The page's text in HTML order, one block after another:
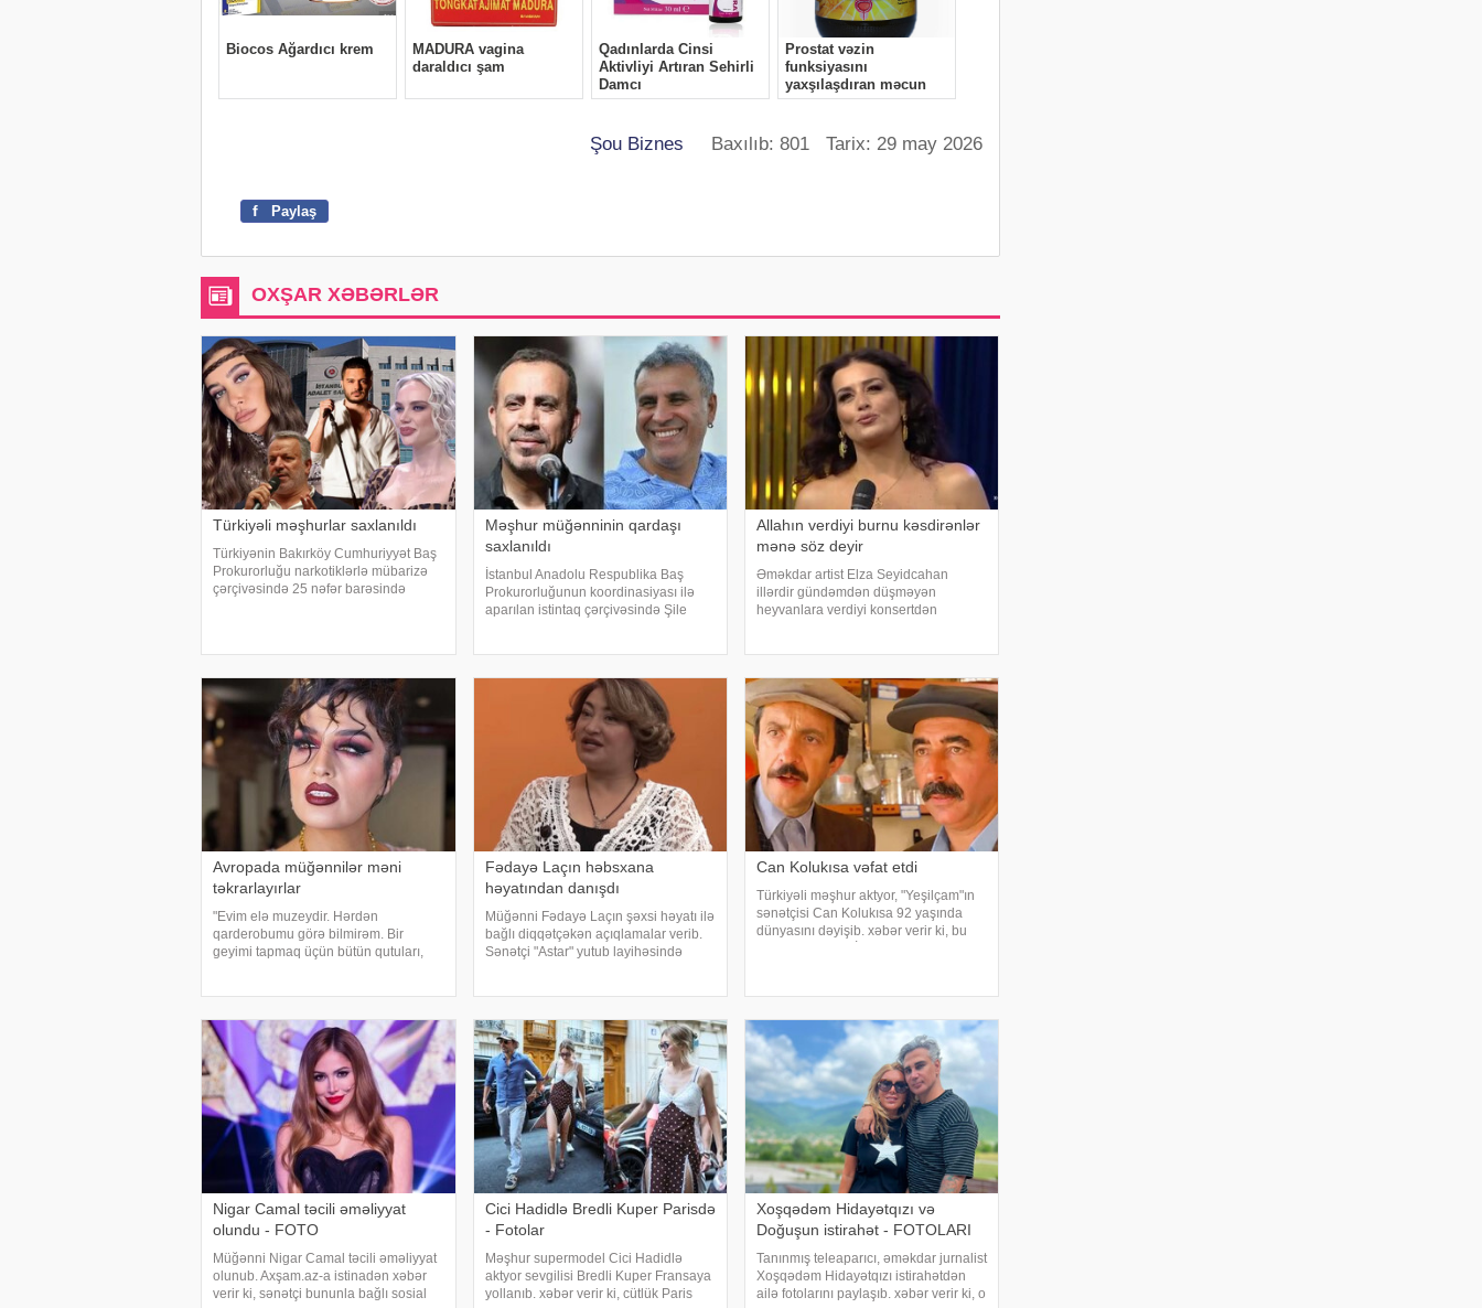
Şou Biznes Baxılıb: 801 Tarix: 29 may 2026
f Paylaş
OXŞAR XƏBƏRLƏR
Türkiyəli məşhurlar saxlanıldı
Türkiyənin Bakırköy Cumhuriyyət Baş
Prokurorluğu narkotiklərlə mübarizə
çərçivəsində 25 nəfər barəsində
Əməliyya
Məşhur müğənninin qardaşı
saxlanıldı
İstanbul Anadolu Respublika Baş
Prokurorluğunun koordinasiyası ilə
aparılan istintaq çərçivəsində Şile
keçirilə
Allahın verdiyi burnu kəsdirənlər
mənə söz deyir
Əməkdar artist Elza Seyidcahan
illərdir gündəmdən düşməyən
heyvanlara verdiyi konsertdən
E.Seyidcahan bildirib ki, həmin
layihəd
Avropada müğənnilər məni
təkrarlayırlar
"Evim elə muzeydir. Hərdən
qarderobumu görə bilmirəm. Bir
geyimi tapmaq üçün bütün qutuları,
Əməkdar artis
Fədayə Laçın həbsxana
həyatından danışdı
Müğənni Fədayə Laçın şəxsi həyatı ilə
bağlı diqqətçəkən açıqlamalar verib.
Sənətçi "Astar" yutub layihəsində
valideynlər
Can Kolukısa vəfat etdi
Türkiyəli məşhur aktyor, "Yeşilçam"ın
sənətçisi Can Kolukısa 92 yaşında
dünyasını dəyişib. xəbər verir ki, bu
Nigar Camal təcili əməliyyat
olundu - FOTO
Müğənni Nigar Camal təcili əməliyyat
olunub. Axşam.az-a istinadən xəbər
verir ki, sənətçi bununla bağlı sosial
Cici Hadidlə Bredli Kuper Parisdə
- Fotolar
Məşhur supermodel Cici Hadidlə
aktyor sevgilisi Bredli Kuper Fransaya
yollanıb. xəbər verir ki, cütlük Paris
Xoşqədəm Hidayətqızı və
Doğuşun istirahət - FOTOLARI
Tanınmış teleaparıcı, əməkdar jurnalist
Xoşqədəm Hidayətqızı istirahətdən
ailə fotolarını paylaşıb. xəbər verir ki, o